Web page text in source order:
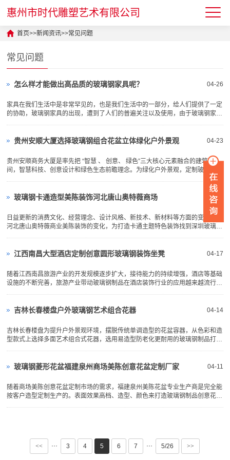
惠州市时代雕塑艺术有限公司
首页>>新闻资讯>>常见问题
常见问题
04-26
怎么样才能做出高品质的玻璃钢家具呢？
家具在我们生活中是非常罕见的，也是我们生活中的一部分，给人们提供了一定
的协助，玻璃钢家具的出现，遭到了人们的普遍关注以及使用，由于玻璃钢家具
部分，玻璃钢家具外...
04-23
贵州安顺大厦选择玻璃钢组合花盆立体绿化户外景观
贵州安顺商务大厦是率先把 “智慧 、 创意、 绿色”三大核心元素融合的建筑空
间，智慧科技、创意设计和绿色生态前瞻理念。为绿化户外景观，定制玻璃钢制
品组合花盆，高矮、大小形状不一，层次感强，增加绿化覆盖率，改善环境，组
合摆放立体绿化效果显著。降低了太阳辐射强度，也降低了温度，同时也美化了
户外空间，玻璃...
04-20
玻璃钢卡通造型美陈装饰河北唐山奥特薇商场
日益更新的消费文化、经营理念、设计风格、新技术、新材料等方面的变化推动
河北唐山奥特薇商业美陈装饰的变化，为打造卡通主题特色装饰找到深圳玻璃钢
河北唐山奥特...
04-17
江西南昌大型酒店定制创意圆形玻璃钢装饰坐凳
随着江西南昌旅游产业的开发规模逐步扩大，接待能力的持续增强，酒店等基础
设施的不断完善，旅游产业带动玻璃钢制品在酒店装饰行业的应用越来越流行。
南昌聚龙苑海底餐...
04-14
吉林长春楼盘户外玻璃钢艺术组合花器
吉林长春楼盘为提升户外景观环境，摆脱传统单调造型的花盆容器，从色彩和造
型款式上选择多面艺术组合式花器，选用易造型防老化更耐用的玻璃钢制品打
户外玻璃钢艺术组合...
04-11
玻璃钢菱形花盆福建泉州商场美陈创意花盆定制厂家
随着商场美陈创意花盆定制市场的需求，福建泉州美陈花盆专业生产商是完全能
按客户造型定制生产的。表面效果高档、造型、颜色来打造玻璃钢制品创意花盆
<< ··· 3 4 5 6 7 ··· 5/26 >>